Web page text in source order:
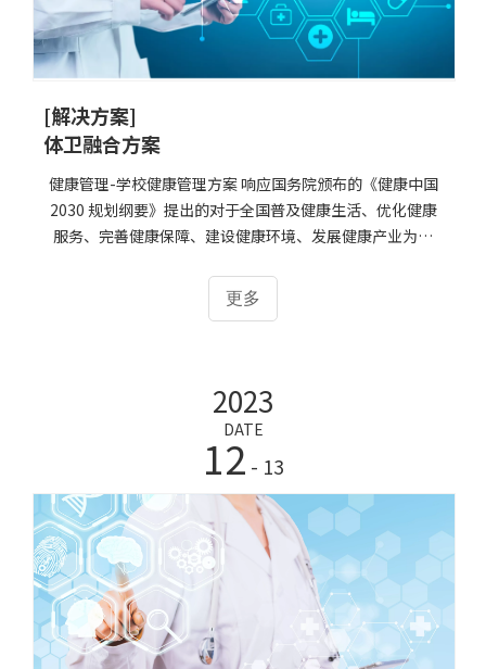
[解决方案]
体卫融合方案
健康管理-学校健康管理方案 响应国务院颁布的《健康中国
2030 规划纲要》提出的对于全国普及健康生活、优化健康
服务、完善健康保障、建设健康环境、发展健康产业为重
大幅提高健康水平，显著改善健康公平。大力培养健康管理
人员的输出，做好基层健康管理架构的整体布局。健康管理
生体质健康得到改善的同时，也存在着一些不容忽视的问
题。如:青少年耐力、速度、爆发力、力量素质呈下降趋势，
国家在大力推行健康管理行业人才教育缺口的培养。健康管
更多
2023
DATE
12 - 13